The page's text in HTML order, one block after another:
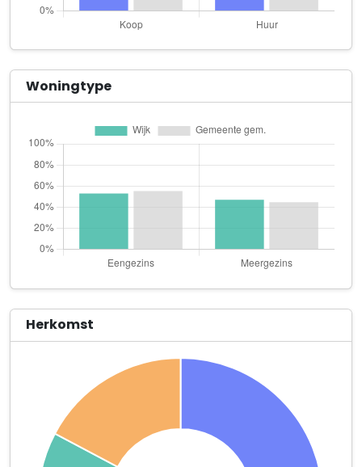
Brain Based Safety B.V.
B.V. Mathieu Gijbels
Gelissendomein 8 bus 72
Carpe Diem
Dorpstraat 116
Cup Challenge Benelux B.V.
Robert Schumandomein 2
CUYPERSGLAS
Watermolen 27
Dierenkliniek Kusters
Dokters van Hier
Einsteinstraat 34 A 02
Electro Duijckers B.V.
Molensingel 69
Woningtype
Herkomst